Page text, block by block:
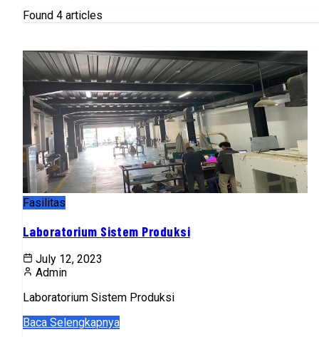
Found 4 articles
Fasilitas
Laboratorium Sistem Produksi
July 12, 2023
Admin
Laboratorium Sistem Produksi
Baca Selengkapnya